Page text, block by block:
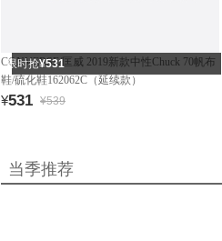
限时抢¥531
CONVERSE/匡威 2019新款中性Chuck 70帆布
鞋/硫化鞋162062C（延续款）
¥531 ¥539
当季推荐